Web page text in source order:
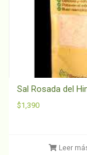
Sal Rosada del
$1,390
Leer